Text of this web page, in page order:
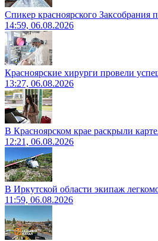
Спикер красноярского
14:59, 06.08.2026
Красноярские хирурги провели
13:27, 06.08.2026
В Красноярском крае раскрыли
12:21, 06.08.2026
В Иркутской области экипаж
11:59, 06.08.2026